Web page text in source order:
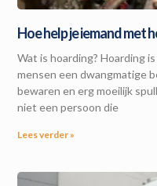
Hoe help je iemand met
Wat is hoarding? Hoarding
mensen een dwangmatige
bewaren en erg moeilijk
niet een persoon die
Lees verder »